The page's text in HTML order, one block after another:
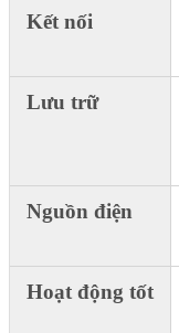
Kết nối
Lưu trữ
Nguồn điện
Hoạt động tốt